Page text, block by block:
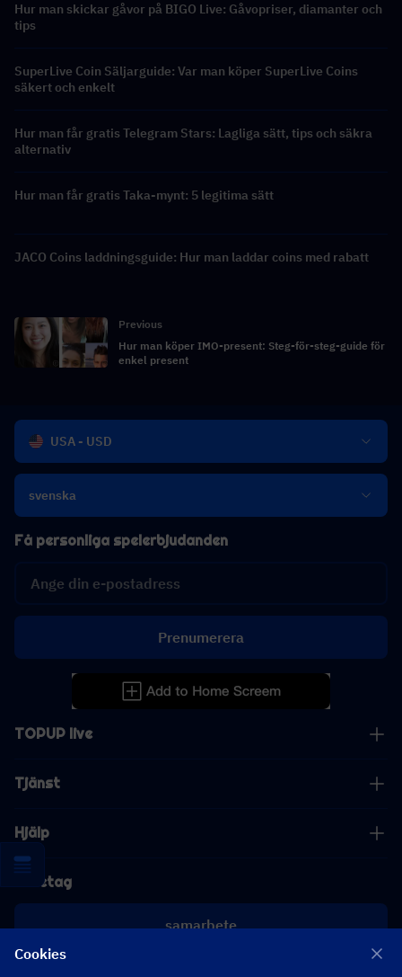
Hur man skickar gåvor på BIGO Live: Gåvopriser, diamanter och
tips
SuperLive Coin Säljarguide: Var man köper SuperLive Coins
säkert och enkelt
Hur man får gratis Telegram Stars: Lagliga sätt, tips och säkra
alternativ
Hur man får gratis Taka-mynt: 5 legitima sätt
JACO Coins laddningsguide: Hur man laddar coins med rabatt
Previous
Hur man köper IMO-present: Steg-för-steg-guide för
enkel present
USA - USD
svenska
TOPUP live
Tjänst
Hjälp
Företag
samarbete
Få personliga spelerbjudanden
Prenumerera
Cookies